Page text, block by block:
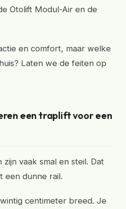
Otolift Modul-Air en de
en comfort, maar welke
Laten we de feiten op
een traplift voor een
vaak smal en steil. Dat
een dunne rail.
centimeter breed. Je